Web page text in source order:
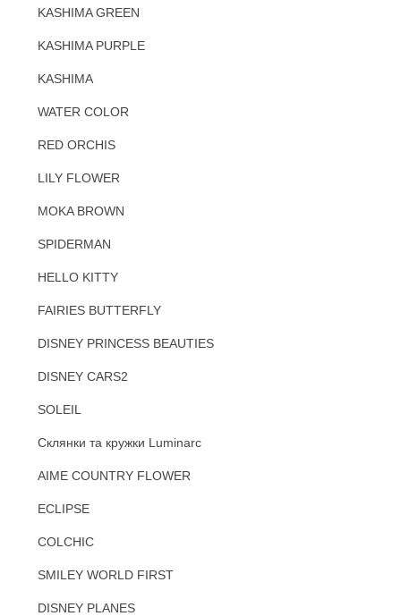
KASHIMA GREEN
KASHIMA PURPLE
KASHIMA
WATER COLOR
RED ORCHIS
LILY FLOWER
MOKA BROWN
SPIDERMAN
HELLO KITTY
FAIRIES BUTTERFLY
DISNEY PRINCESS BEAUTIES
DISNEY CARS2
SOLEIL
Склянки та кружки Luminarc
AIME COUNTRY FLOWER
ECLIPSE
COLCHIC
SMILEY WORLD FIRST
DISNEY PLANES